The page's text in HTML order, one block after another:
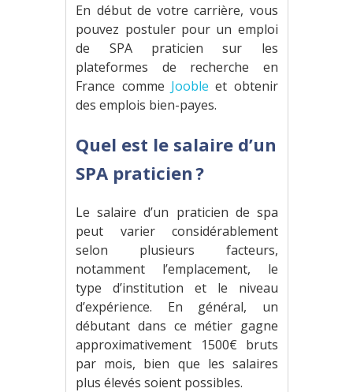
En début de votre carrière, vous
pouvez postuler pour un emploi
de SPA praticien sur les
plateformes de recherche en
France comme Jooble et obtenir
des emplois bien-payes.
Quel est le salaire d’un
SPA praticien ?
Le salaire d’un praticien de spa
peut varier considérablement
selon plusieurs facteurs,
notamment l’emplacement, le
type d’institution et le niveau
d’expérience. En général, un
débutant dans ce métier gagne
approximativement 1500€ bruts
par mois, bien que les salaires
plus élevés soient possibles.